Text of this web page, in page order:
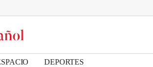
DEPORTES